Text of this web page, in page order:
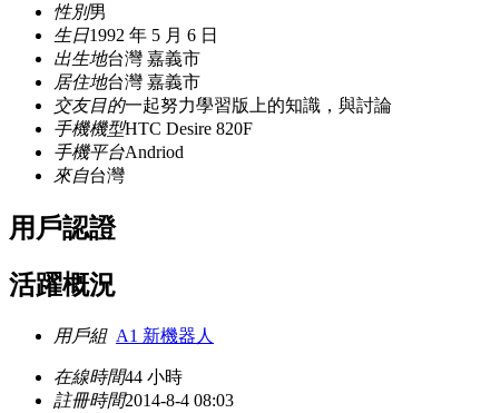
性別男
生日1992 年 5 月 6 日
出生地台灣 嘉義市
居住地台灣 嘉義市
交友目的一起努力學習版上的知識，與討論
手機機型HTC Desire 820F
手機平台Andriod
來自台灣
用戶認證
活躍概況
用戶組 A1 新機器人
在線時間44 小時
註冊時間2014-8-4 08:03